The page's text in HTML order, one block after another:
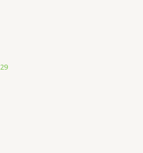
29